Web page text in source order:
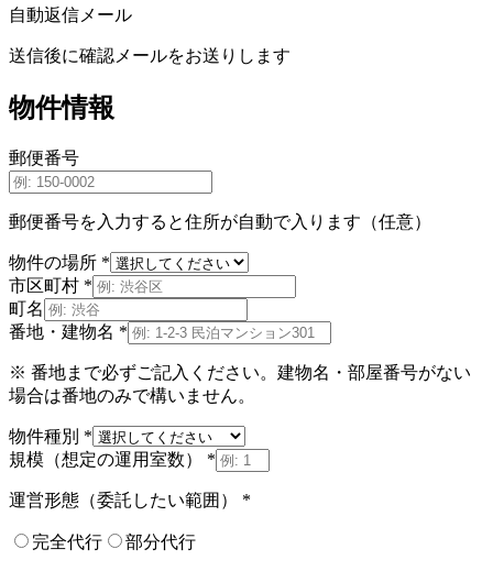
自動返信メール
送信後に確認メールをお送りします
物件情報
郵便番号
郵便番号を入力すると住所が自動で入ります（任意）
物件の場所 *
市区町村 *
町名
番地・建物名 *
※ 番地まで必ずご記入ください。建物名・部屋番号がない
場合は番地のみで構いません。
物件種別 *
規模（想定の運用室数） *
運営形態（委託したい範囲） *
完全代行 部分代行